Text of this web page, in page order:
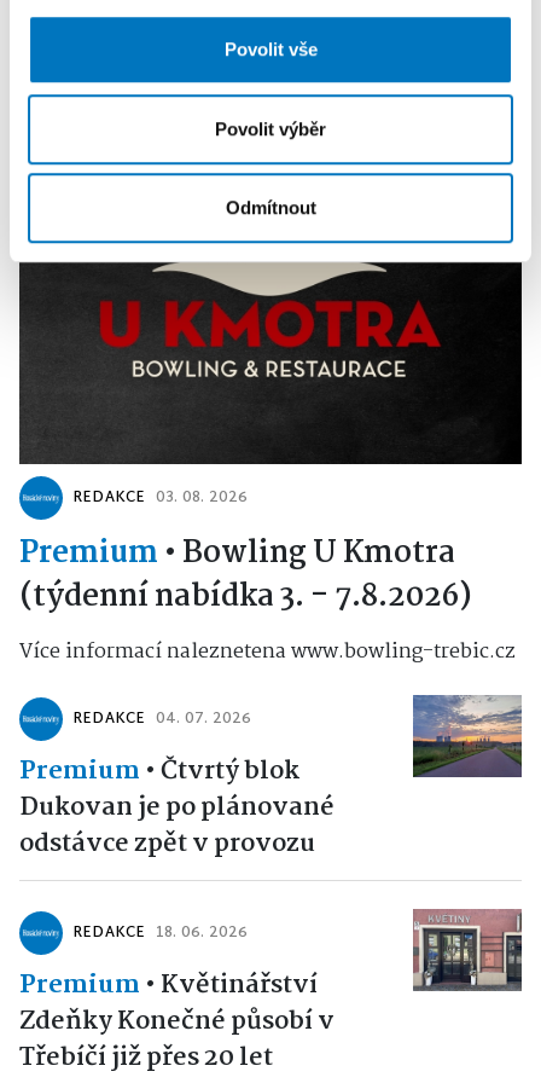
získali v důsledku toho, že používáte jejich služby.
Povolit vše
Povolit výběr
Odmítnout
REDAKCE 03. 08. 2026
Premium • Bowling U Kmotra
(týdenní nabídka 3. - 7.8.2026)
Více informací naleznetena www.bowling-trebic.cz
REDAKCE 04. 07. 2026
Premium •Čtvrtý blok
Dukovan je po plánované
odstávce zpět v provozu
REDAKCE 18. 06. 2026
Premium • Květinářství
Zdeňky Konečné působí v
Třebíčí již přes 20 let